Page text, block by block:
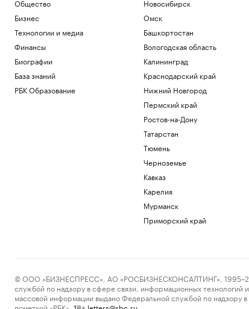
Общество
Бизнес
Технологии и медиа
Финансы
Биографии
База знаний
РБК Образование
Новосибирск
Омск
Башкортостан
Вологодская область
Калининград
Краснодарский край
Нижний Новгород
Пермский край
Ростов-на-Дону
Татарстан
Тюмень
Черноземье
Кавказ
Карелия
Мурманск
Приморский край
© ООО «БИЗНЕСПРЕСС», АО «РОСБИЗНЕСКОНСАЛТИНГ»,
службой по надзору в сфере связи, информационных
массовой информации выдано Федеральной службой по